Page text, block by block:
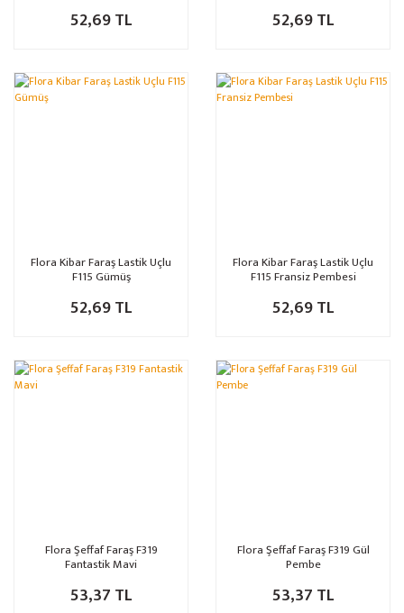
52,69 TL 52,69 TL
Flora Kibar Faraş Lastik Uçlu
F115 Gümüş
52,69 TL
Flora Kibar Faraş Lastik Uçlu
F115 Fransiz Pembesi
52,69 TL
Flora Şeffaf Faraş F319
Fantastik Mavi
53,37 TL
Flora Şeffaf Faraş F319 Gül
Pembe
53,37 TL